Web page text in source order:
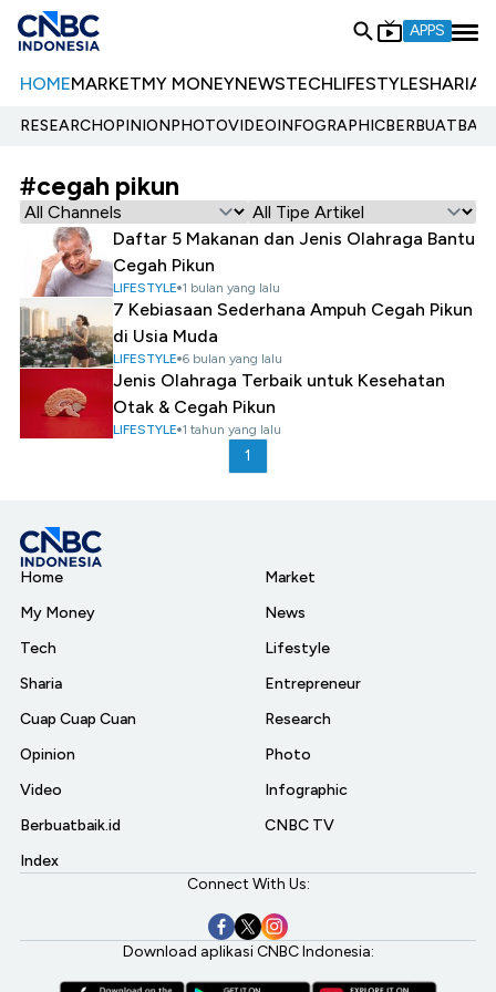
APPS
HOMEMARKETMY MONEYNEWSTECHLIFESTYLESHARIA
RESEARCHOPINIONPHOTOVIDEOINFOGRAPHIC
#cegah pikun
Daftar 5 Makanan dan Jenis Olahraga Bantu
Cegah Pikun
LIFESTYLE 1 bulan yang lalu
7 Kebiasaan Sederhana Ampuh Cegah Pikun
di Usia Muda
LIFESTYLE 6 bulan yang lalu
Jenis Olahraga Terbaik untuk Kesehatan
Otak & Cegah Pikun
LIFESTYLE 1 tahun yang lalu
1
Home
My Money
Tech
Sharia
Cuap Cuap Cuan
Opinion
Video
Berbuatbaik.id
Index
Market
News
Lifestyle
Entrepreneur
Research
Photo
Infographic
CNBC TV
Connect With Us:
Download aplikasi CNBC Indonesia: